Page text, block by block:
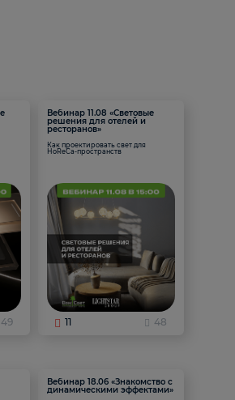
49
Вебинар 11.08 «Световые
решения для отелей и
ресторанов»
Как проектировать свет для
HoReCa-пространств
11 48
Вебинар 18.06 «Знакомство с
динамическими эффектами»